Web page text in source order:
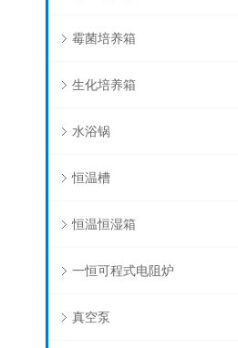
霉菌培养箱
生化培养箱
水浴锅
恒温槽
恒温恒湿箱
一恒可程式电阻炉
真空泵